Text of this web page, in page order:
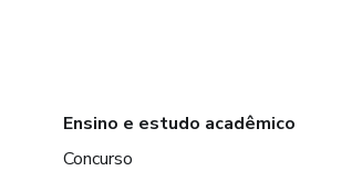
Ensino e estudo acadêmico
Concurso